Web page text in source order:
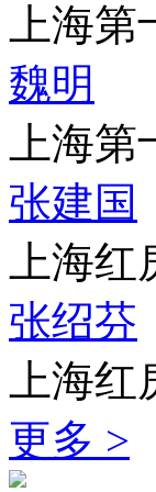
上海
魏明
上海
张建国
上海
张绍芬
上海
更多 >